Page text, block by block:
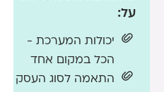
על:
יכולות המערכת -
הכל במקום אחד
התאמה לסוג העסק